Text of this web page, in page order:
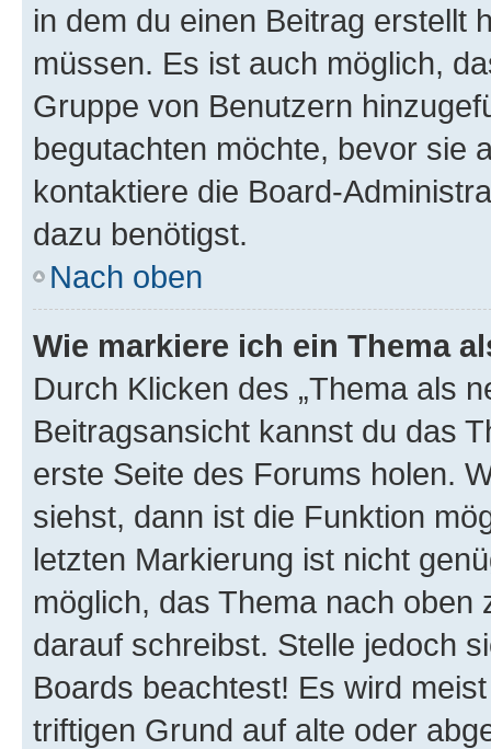
in dem du einen Beitrag erstellt
müssen. Es ist auch möglich,
Gruppe von Benutzern
begutachten möchte, bevor sie
kontaktiere die Board-
dazu benötigst.
Nach oben
Wie markiere ich ein Thema
Durch Klicken des „Thema als
Beitragsansicht kannst du das
erste Seite des Forums holen.
siehst, dann ist die Funktion
letzten Markierung ist nicht
möglich, das Thema nach oben
darauf schreibst. Stelle jedoch
Boards beachtest! Es wird
triftigen Grund auf alte oder